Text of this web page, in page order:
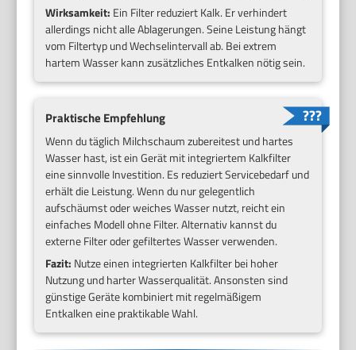
Wirksamkeit: Ein Filter reduziert Kalk. Er verhindert
allerdings nicht alle Ablagerungen. Seine Leistung hängt
vom Filtertyp und Wechselintervall ab. Bei extrem
hartem Wasser kann zusätzliches Entkalken nötig sein.
Praktische Empfehlung
Wenn du täglich Milchschaum zubereitest und hartes
Wasser hast, ist ein Gerät mit integriertem Kalkfilter
eine sinnvolle Investition. Es reduziert Servicebedarf und
erhält die Leistung. Wenn du nur gelegentlich
aufschäumst oder weiches Wasser nutzt, reicht ein
einfaches Modell ohne Filter. Alternativ kannst du
externe Filter oder gefiltertes Wasser verwenden.
Fazit: Nutze einen integrierten Kalkfilter bei hoher
Nutzung und harter Wasserqualität. Ansonsten sind
günstige Geräte kombiniert mit regelmäßigem
Entkalken eine praktikable Wahl.